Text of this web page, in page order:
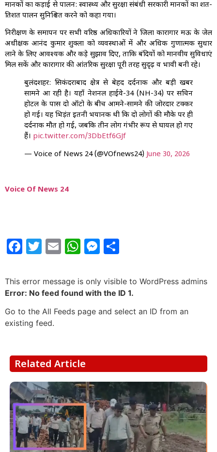
मानकों का कड़ाई से पालन: स्वास्थ्य और सुरक्षा संबंधी सरकारी मानकों का शत-
प्रतिशत पालन सुनिश्चित करने को कहा गया।
निरीक्षण के समापन पर सभी वरिष्ठ अधिकारियों ने जिला कारागार मऊ के जेल
अधीक्षक आनंद कुमार शुक्ला को व्यवस्थाओं में और अधिक गुणात्मक सुधार
लाने के लिए आवश्यक और कड़े सुझाव दिए, ताकि बंदियों को मानवीय सुविधाएं
मिल सकें और कारागार की आंतरिक सुरक्षा पूरी तरह सुदृढ़ व प्रभावी बनी रहे।
बुलंदशहर: सिकंदराबाद क्षेत्र से बेहद दर्दनाक और बड़ी खबर
सामने आ रही है। यहाँ नेशनल हाईवे-34 (NH-34) पर सचिन
होटल के पास दो ऑटो के बीच आमने-सामने की जोरदार टक्कर
हो गई। यह भिड़ंत इतनी भयानक थी कि दो लोगों की मौके पर ही
दर्दनाक मौत हो गई, जबकि तीन लोग गंभीर रूप से घायल हो गए
हैं। pic.twitter.com/3DbEtf6GJf
— Voice of News 24 (@VOfnews24) June 30, 2026
Voice Of News 24
Facebook
Twitter
EmailWhatsApp
Messenger
This error message is only visible to WordPress admins
Error: No feed found with the ID 1.
Go to the All Feeds page and select an ID from an
existing feed.
Related Article